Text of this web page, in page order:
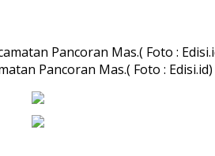
Pancoran Mas.( Foto : Edisi.id)